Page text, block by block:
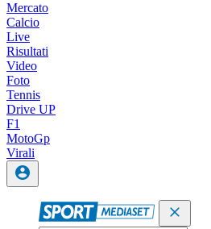
Mercato
Calcio
Live
Risultati
Video
Foto
Tennis
Drive UP
F1
MotoGp
Virali